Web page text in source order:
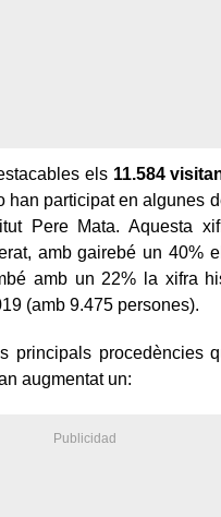
els 11.584
han participat en algunes
Pere Mata. Aquesta
amb gairebé un 40%
amb un 22% la xifra
(amb 9.475 persones).
principals procedències
augmentat un: